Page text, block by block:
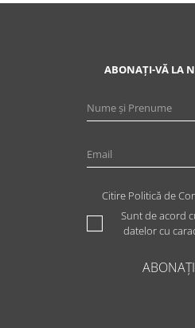
ABONAȚI-VĂ LA
Citire Politică de
Sunt de acord
datelor cu